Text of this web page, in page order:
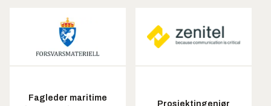
Fagleder maritime
Prosjektingeniør